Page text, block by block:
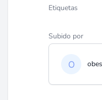
Etiquetas
Subido por